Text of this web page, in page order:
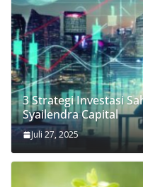
3 Strategi Investasi
Syailendra Capital
Juli 27, 2025